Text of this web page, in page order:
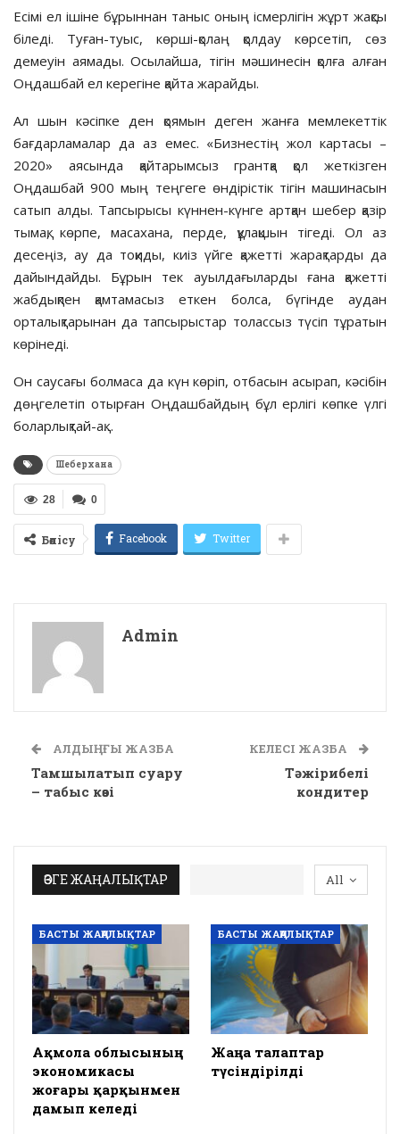
Есімі ел ішіне бұрыннан таныс оның ісмерлігін жұрт жақсы
біледі. Туған-туыс, көрші-қолаң қолдау көрсетіп, сөз
демеуін аямады. Осылайша, тігін мәшинесін қолға алған
Оңдашбай ел керегіне қайта жарайды.
Ал шын кәсіпке ден қоямын деген жанға мемлекеттік
бағдарламалар да аз емес. «Бизнестің жол картасы –
2020» аясында қайтарымсыз грантқа қол жеткізген
Оңдашбай 900 мың теңгеге өндірістік тігін машинасын
сатып алды. Тапсырысы күннен-күнге артқан шебер қазір
тымақ, көрпе, масахана, перде, құлақшын тігеді. Ол аз
десеңіз, ау да тоқиды, киіз үйге қажетті жарақтарды да
дайындайды. Бұрын тек ауылдағыларды ғана қажетті
жабдықпен қамтамасыз еткен болса, бүгінде аудан
орталықтарынан да тапсырыстар толассыз түсіп тұратын
көрінеді.
Он саусағы болмаса да күн көріп, отбасын асырап, кәсібін
дөңгелетіп отырған Оңдашбайдың бұл ерлігі көпке үлгі
боларлықтай-ақ…
Шеберхана
0
28
Бөлісу Facebook Twitter
Admin
АЛДЫҢҒЫ ЖАЗБА
Тамшылатып суару
– табыс көзі
КЕЛЕСІ ЖАЗБА
Тәжірибелі
кондитер
All
ӨЗГЕ ЖАҢАЛЫҚТАР
БАСТЫ ЖАҢАЛЫҚТАР
Ақмола облысының
экономикасы
жоғары қарқынмен
дамып келеді
БАСТЫ ЖАҢАЛЫҚТАР
Жаңа талаптар
түсіндірілді